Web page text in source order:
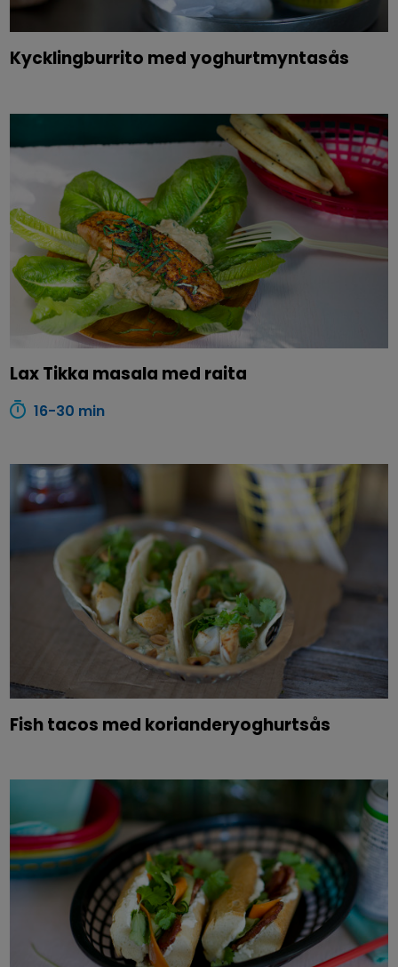
Kycklingburrito med yoghurtmyntasås
Lax Tikka masala med raita
16-30 min
Fish tacos med korianderyoghurtsås